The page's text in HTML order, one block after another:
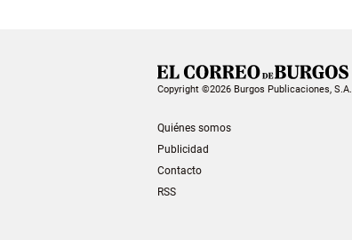
Copyright ©2026 Burgos Publicaciones, S.A.
Quiénes somos
Publicidad
Contacto
RSS